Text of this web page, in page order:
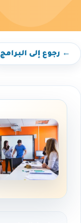
← رجوع إلى البرامج